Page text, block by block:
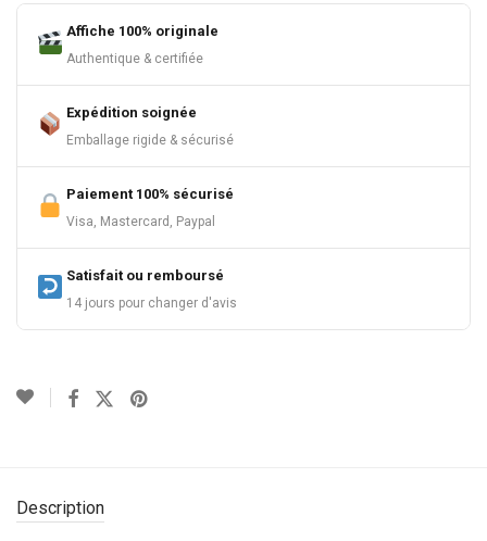
Affiche 100% originale
Authentique & certifiée
Expédition soignée
Emballage rigide & sécurisé
Paiement 100% sécurisé
Visa, Mastercard, Paypal
Satisfait ou remboursé
14 jours pour changer d'avis
Description